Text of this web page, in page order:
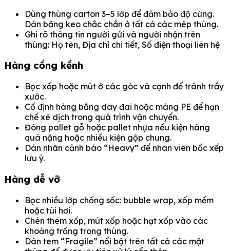
Dùng thùng carton 3–5 lớp để đảm bảo độ cứng.
Dán băng keo chắc chắn ở tất cả các mép thùng.
Ghi rõ thông tin người gửi và người nhận trên
thùng: Họ tên, Địa chỉ chi tiết, Số điện thoại liên hệ
Hàng cồng kềnh
Bọc xốp hoặc mút ở các góc và cạnh để tránh trầy
xước.
Cố định hàng bằng dây đai hoặc màng PE để hạn
chế xê dịch trong quá trình vận chuyển.
Đóng pallet gỗ hoặc pallet nhựa nếu kiện hàng
quá nặng hoặc nhiều kiện gộp chung.
Dán nhãn cảnh báo “Heavy” để nhân viên bốc xếp
lưu ý.
Hàng dễ vỡ
Bọc nhiều lớp chống sốc: bubble wrap, xốp mềm
hoặc túi hơi.
Chèn thêm xốp, mút xốp hoặc hạt xốp vào các
khoảng trống trong thùng.
Dán tem “Fragile” nổi bật trên tất cả các mặt